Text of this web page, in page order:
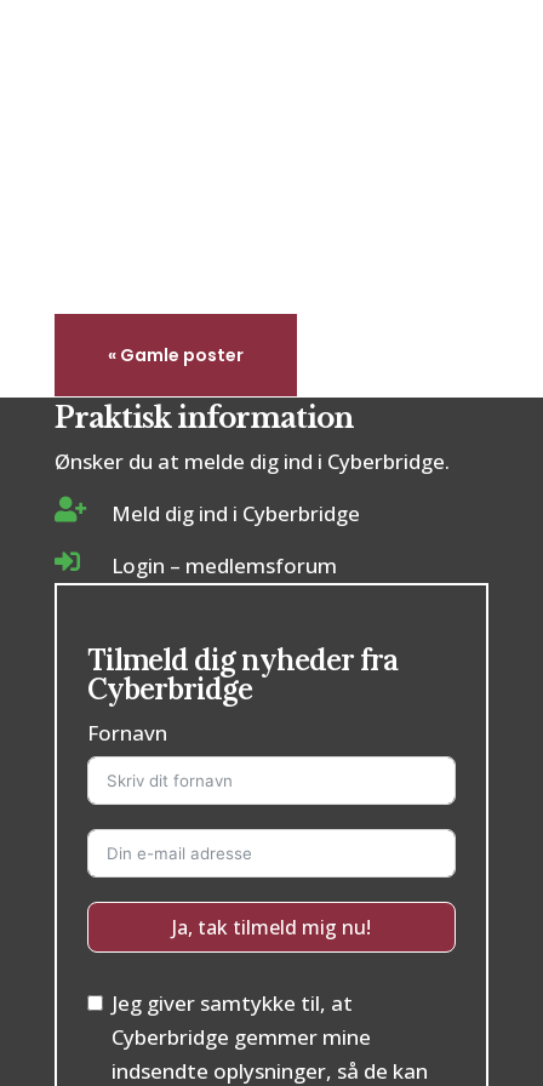
« Gamle poster
Praktisk information
Ønsker du at melde dig ind i Cyberbridge.
 Meld dig ind i Cyberbridge
 Login – medlemsforum
Tilmeld dig nyheder fra
Cyberbridge
Fornavn
Ja, tak tilmeld mig nu!
Jeg giver samtykke til, at
Cyberbridge gemmer mine
indsendte oplysninger, så de kan